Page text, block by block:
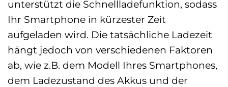
unterstützt die Schnellladefunktion, sodass
Ihr Smartphone in kürzester Zeit
aufgeladen wird. Die tatsächliche Ladezeit
hängt jedoch von verschiedenen Faktoren
ab, wie z.B. dem Modell Ihres Smartphones,
dem Ladezustand des Akkus und der